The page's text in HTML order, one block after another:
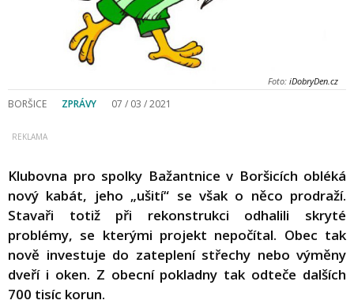
Foto: iDobryDen.cz
BORŠICE ZPRÁVY 07 / 03 / 2021
Klubovna pro spolky Bažantnice v Boršicích obléká
nový kabát, jeho „ušití“ se však o něco prodraží.
Stavaři totiž při rekonstrukci odhalili skryté
problémy, se kterými projekt nepočítal. Obec tak
nově investuje do zateplení střechy nebo výměny
dveří i oken. Z obecní pokladny tak odteče dalších
700 tisíc korun.